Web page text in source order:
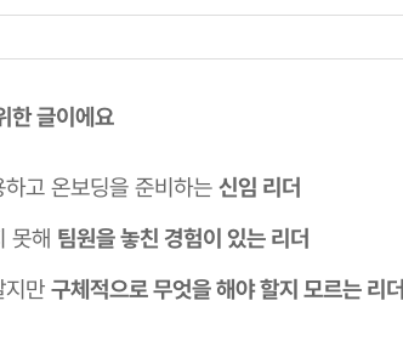
한 글이에요
고 온보딩을 준비하는 신임 리더
못해 팀원을 놓친 경험이 있는 리더
지만 구체적으로 무엇을 해야 할지 모르는 리더